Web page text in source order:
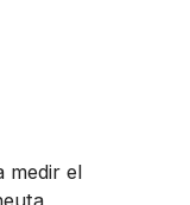
medir el